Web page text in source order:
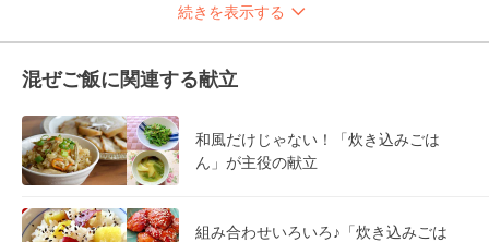
続きを表示する
混ぜご飯に関連する献立
和風だけじゃない！「炊き込みごは
ん」が主役の献立
組み合わせいろいろ♪「炊き込みごは